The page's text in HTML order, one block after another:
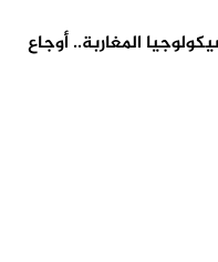
المغاربة.. أوجاع